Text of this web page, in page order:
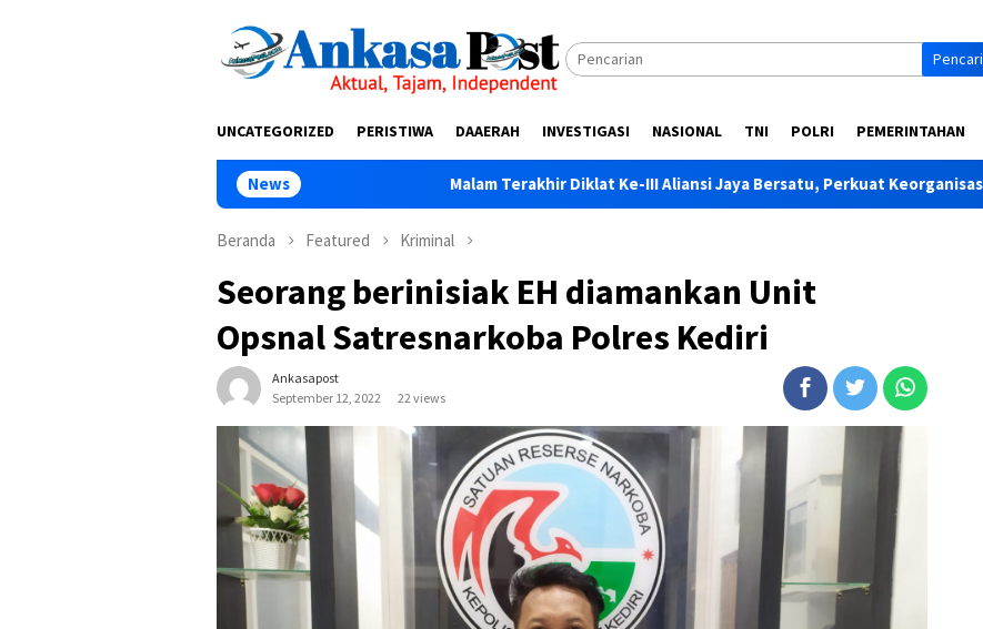
UNCATEGORIZED PERISTIWA DAAERAH INVESTIGASI NASIONAL TNI POLRI PEMERINTAHAN
NewsMalam Terakhir Diklat Ke-III Aliansi Jaya Bersatu, Perkuat Keorganisasian dan Soliditas
Beranda Featured Kriminal
Seorang berinisiak EH diamankan Unit
Opsnal Satresnarkoba Polres Kediri
Ankasapost
September 12, 2022
22 views